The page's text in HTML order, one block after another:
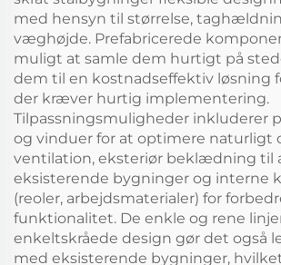
med hensyn til størrelse,
væghøjde. Prefabricerede
muligt at samle dem hurtigt på
dem til en kostnadseffektiv løsning
der kræver hurtig implementering.
Tilpassningsmuligheder inkluderer
og vinduer for at optimere naturligt
ventilation, eksteriør beklædning til
eksisterende bygninger og interne
(reoler, arbejdsmaterialer) for
funktionalitet. De enkle og rene
enkeltskråede design gør det også
med eksisterende bygninger,